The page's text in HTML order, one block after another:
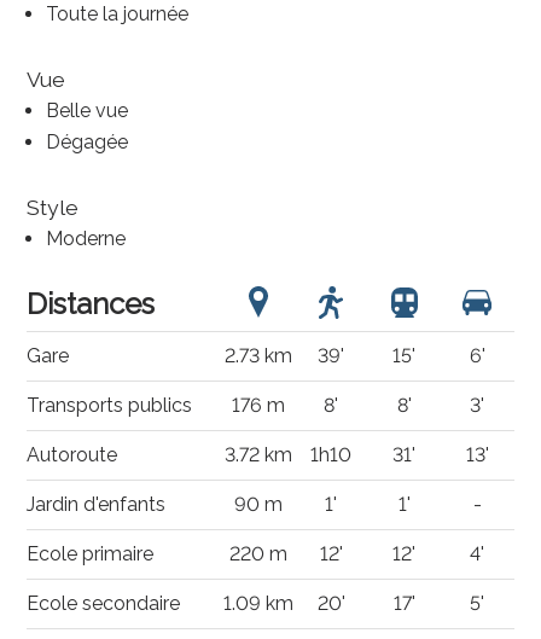
Toute la journée
Vue
Belle vue
Dégagée
Style
Moderne
Distances
Gare 2.73 km 39' 15' 6'
Transports publics 176 m 8' 8' 3'
Autoroute 3.72 km 1h10 31' 13'
Jardin d'enfants 90 m 1' 1' -
Ecole primaire 220 m 12' 12' 4'
Ecole secondaire 1.09 km 20' 17' 5'